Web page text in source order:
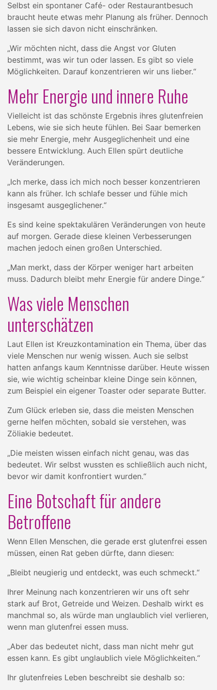
Selbst ein spontaner Café- oder Restaurantbesuch
braucht heute etwas mehr Planung als früher. Dennoch
lassen sie sich davon nicht einschränken.
„Wir möchten nicht, dass die Angst vor Gluten
bestimmt, was wir tun oder lassen. Es gibt so viele
Möglichkeiten. Darauf konzentrieren wir uns lieber.“
Mehr Energie und innere Ruhe
Vielleicht ist das schönste Ergebnis ihres glutenfreien
Lebens, wie sie sich heute fühlen. Bei Saar bemerken
sie mehr Energie, mehr Ausgeglichenheit und eine
bessere Entwicklung. Auch Ellen spürt deutliche
Veränderungen.
„Ich merke, dass ich mich noch besser konzentrieren
kann als früher. Ich schlafe besser und fühle mich
insgesamt ausgeglichener.“
Es sind keine spektakulären Veränderungen von heute
auf morgen. Gerade diese kleinen Verbesserungen
machen jedoch einen großen Unterschied.
„Man merkt, dass der Körper weniger hart arbeiten
muss. Dadurch bleibt mehr Energie für andere Dinge.“
Was viele Menschen
unterschätzen
Laut Ellen ist Kreuzkontamination ein Thema, über das
viele Menschen nur wenig wissen. Auch sie selbst
hatten anfangs kaum Kenntnisse darüber. Heute wissen
sie, wie wichtig scheinbar kleine Dinge sein können,
zum Beispiel ein eigener Toaster oder separate Butter.
Zum Glück erleben sie, dass die meisten Menschen
gerne helfen möchten, sobald sie verstehen, was
Zöliakie bedeutet.
„Die meisten wissen einfach nicht genau, was das
bedeutet. Wir selbst wussten es schließlich auch nicht,
bevor wir damit konfrontiert wurden.“
Eine Botschaft für andere
Betroffene
Wenn Ellen Menschen, die gerade erst glutenfrei essen
müssen, einen Rat geben dürfte, dann diesen:
„Bleibt neugierig und entdeckt, was euch schmeckt.“
Ihrer Meinung nach konzentrieren wir uns oft sehr
stark auf Brot, Getreide und Weizen. Deshalb wirkt es
manchmal so, als würde man unglaublich viel verlieren,
wenn man glutenfrei essen muss.
„Aber das bedeutet nicht, dass man nicht mehr gut
essen kann. Es gibt unglaublich viele Möglichkeiten.“
Ihr glutenfreies Leben beschreibt sie deshalb so: